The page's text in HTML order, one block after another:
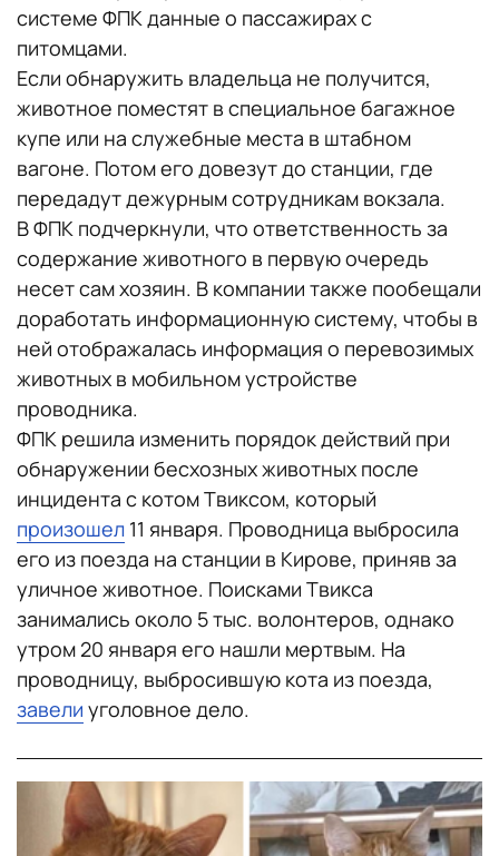
системе ФПК данные о пассажирах с
питомцами.
Если обнаружить владельца не получится,
животное поместят в специальное багажное
купе или на служебные места в штабном
вагоне. Потом его довезут до станции, где
передадут дежурным сотрудникам вокзала.
В ФПК подчеркнули, что ответственность за
содержание животного в первую очередь
несет сам хозяин. В компании также пообещали
доработать информационную систему, чтобы в
ней отображалась информация о перевозимых
животных в мобильном устройстве
проводника.
ФПК решила изменить порядок действий при
обнаружении бесхозных животных после
инцидента с котом Твиксом, который
произошел 11 января. Проводница выбросила
его из поезда на станции в Кирове, приняв за
уличное животное. Поисками Твикса
занимались около 5 тыс. волонтеров, однако
утром 20 января его нашли мертвым. На
проводницу, выбросившую кота из поезда,
завели уголовное дело.